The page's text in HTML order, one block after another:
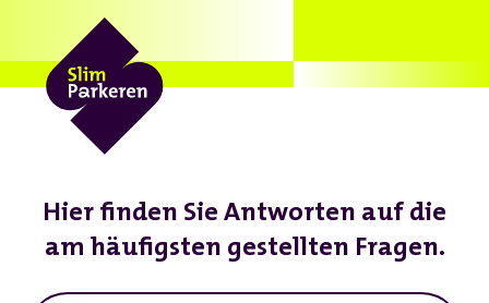
Hier finden Sie Antworten auf die
am häufigsten gestellten Fragen.